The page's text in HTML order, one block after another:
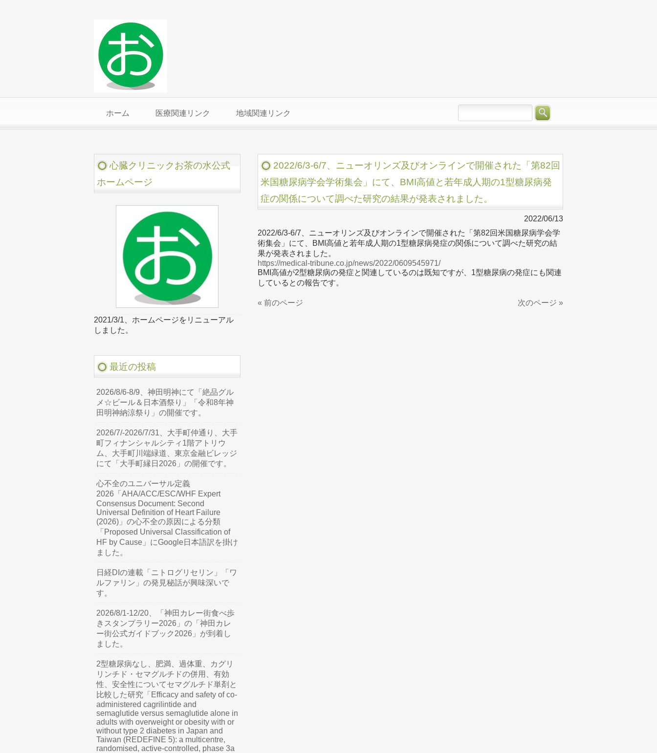
ホーム 医療関連リンク 地域関連リンク
2022/6/3-6/7、ニューオリンズ及びオンラインで開催された「第82回
米国糖尿病学会学術集会」にて、BMI高値と若年成人期の1型糖尿病発
症の関係について調べた研究の結果が発表されました。
2022/06/13
2022/6/3-6/7、ニューオリンズ及びオンラインで開催された「第82回米国糖尿病学会学
術集会」にて、BMI高値と若年成人期の1型糖尿病発症の関係について調べた研究の結
果が発表されました。
https://medical-tribune.co.jp/news/2022/0609545971/
BMI高値が2型糖尿病の発症と関連しているのは既知ですが、1型糖尿病の発症にも関連
しているとの報告です。
« 前のページ 次のページ »
心臓クリニックお茶の水公式
ホームページ
2021/3/1、ホームページをリニューアル
しました。
最近の投稿
2026/8/6-8/9、神田明神にて「絶品グル
メ☆ビール＆日本酒祭り」「令和8年神
田明神納涼祭り」の開催です。
2026/7/-2026/7/31、大手町仲通り、大手
町フィナンシャルシティ1階アトリウ
ム、大手町川端緑道、東京金融ビレッジ
にて「大手町縁日2026」の開催です。
心不全のユニバーサル定義
2026「AHA/ACC/ESC/WHF Expert
Consensus Document: Second
Universal Definition of Heart Failure
(2026)」の心不全の原因による分類
「Proposed Universal Classification of
HF by Cause」にGoogle日本語訳を掛け
ました。
日経DIの連載「ニトログリセリン」「ワ
ルファリン」の発見秘話が興味深いで
す。
2026/8/1-12/20、「神田カレー街食べ歩
きスタンプラリー2026」の「神田カレ
ー街公式ガイドブック2026」が到着し
ました。
2型糖尿病なし、肥満、過体重、カグリ
リンチド・セマグルチドの併用、有効
性、安全性についてセマグルチド単剤と
比較した研究「Efficacy and safety of co-
administered cagrilintide and
semaglutide versus semaglutide alone in
adults with overweight or obesity with or
without type 2 diabetes in Japan and
Taiwan (REDEFINE 5): a multicentre,
randomised, active-controlled, phase 3a